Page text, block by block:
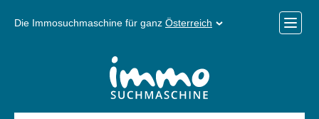
Die Immosuchmaschine für ganz Österreich
Menü